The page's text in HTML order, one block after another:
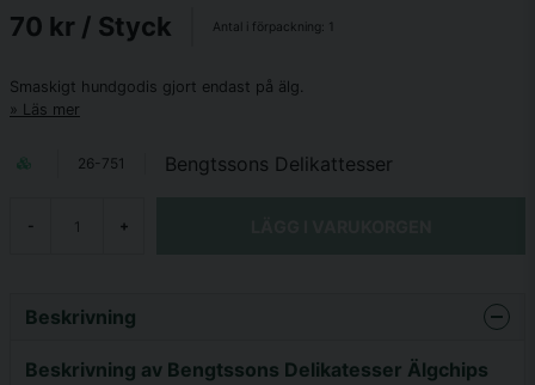
70 kr / Styck Antal i förpackning: 1
Smaskigt hundgodis gjort endast på älg.
Läs mer
26-751 Bengtssons Delikattesser
- +
Beskrivning
Beskrivning av Bengtssons Delikatesser Älgchips